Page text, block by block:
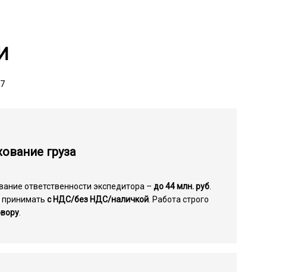
груза
ответственности экспедитора –до 44 млн. руб
с НДС/без НДС/наличкой . Работа строго